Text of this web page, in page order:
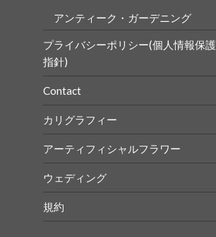
アンティーク・ガーデニング
プライバシーポリシー(個人情報保護
指針)
Contact
カリグラフィー
アーティフィシャルフラワー
ウェディング
規約